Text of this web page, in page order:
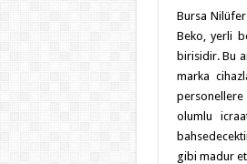
Bursa
Beko, yerli
birisidir. Bu
marka
personellere
olumlu
gibi madur